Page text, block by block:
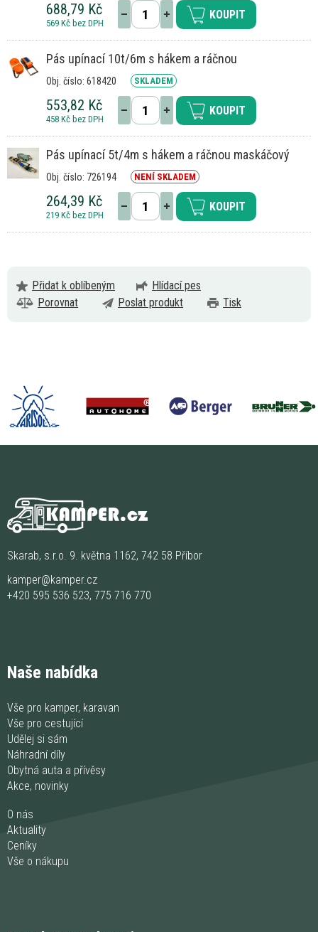
688,79 Kč
569 Kč bez DPH
KOUPIT
Pás upínací 10t/6m s hákem a ráčnou
Obj. číslo: 618420 SKLADEM
553,82 Kč
458 Kč bez DPH
KOUPIT
Pás upínací 5t/4m s hákem a ráčnou maskáčový
Obj. číslo: 726194 NENÍ SKLADEM
264,39 Kč
219 Kč bez DPH
KOUPIT
Přidat k oblíbeným
Hlídací pes
Porovnat
Poslat produkt Tisk
Skarab, s.r.o. 9. května 1162, 742 58 Příbor
kamper@kamper.cz
+420 595 536 523, 775 716 770
Naše nabídka
Vše pro kamper, karavan
Vše pro cestující
Udělej si sám
Náhradní díly
Obytná auta a přívěsy
Akce, novinky
O nás
Aktuality
Ceníky
Vše o nákupu